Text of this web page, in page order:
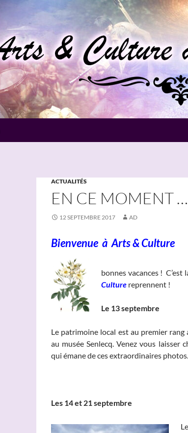
ACTUALITÉS
EN CE MOMENT
12 SEPTEMBRE 2017 AD
Bienvenue àArts & Culture
bonnes vacances ! C’est
Culture reprennent !
Le 13 septembre
Le patrimoine local est au premier rang
au musée Senlecq. Venez vous laisser
qui émane de ces extraordinaires photos.
Les 14 et 21 septembre